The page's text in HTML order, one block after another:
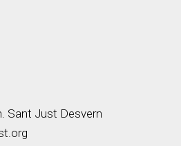
Sant Just Desvern